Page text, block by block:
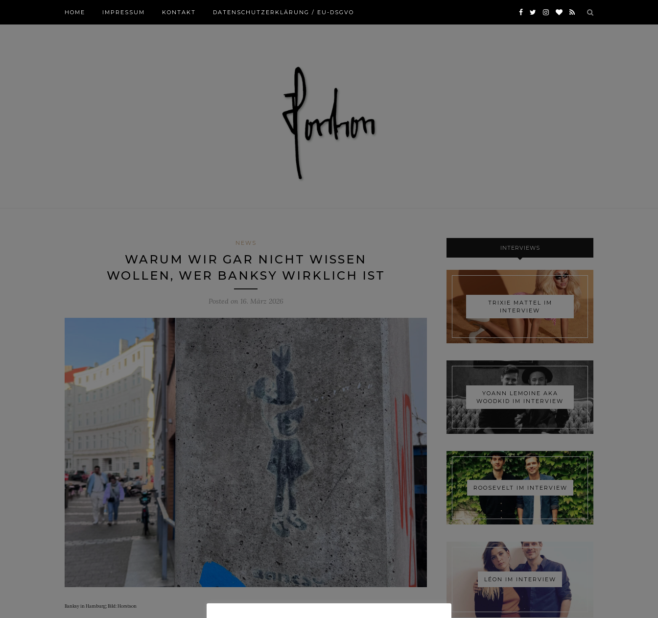
HOME IMPRESSUM KONTAKT DATENSCHUTZERKLÄRUNG / EU-DSGVO
NEWS
WARUM WIR GAR NICHT WISSEN
WOLLEN, WER BANKSY WIRKLICH IST
Posted on 16. März 2026
Banksy in Hamburg; Bild: Horstson
INTERVIEWS
TRIXIE MATTEL IM
INTERVIEW
YOANN LEMOINE AKA
WOODKID IM INTERVIEW
ROOSEVELT IM INTERVIEW
LÉON IM INTERVIEW